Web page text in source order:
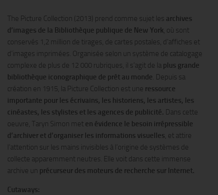
The Picture Collection (2013) prend comme sujet les archives
d’images de la Bibliothèque publique de New York, où sont
conservés 1,2 million de tirages, de cartes postales, d’affiches et
d’images imprimées. Organisée selon un système de catalogage
complexe de plus de 12 000 rubriques, il s’agit de la plus grande
bibliothèque iconographique de prêt au monde. Depuis sa
création en 1915, la Picture Collection est une ressource
importante pour les écrivains, les historiens, les artistes, les
cinéastes, les stylistes et les agences de publicité. Dans cette
oeuvre, Taryn Simon met en évidence le besoin irrépressible
d’archiver et d’organiser les informations visuelles, et attire
l’attention sur les mains invisibles à l’origine de systèmes de
collecte apparemment neutres. Elle voit dans cette immense
archive un précurseur des moteurs de recherche sur Internet.
Cutaways: